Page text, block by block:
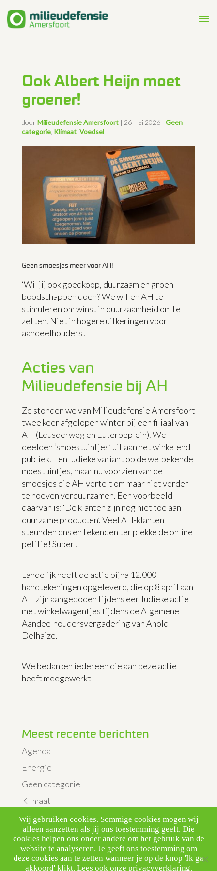
Ook Albert Heijn moet
groener!
door Milieudefensie Amersfoort| 26 mei 2026| Geen
categorie, Klimaat, Voedsel
Geen smoesjes meer voor AH!
‘Wil jij ook goedkoop, duurzaam en groen
boodschappen doen? We willen AH te
stimuleren om winst in duurzaamheid om te
zetten. Niet in hogere uitkeringen voor
aandeelhouders!
Acties van
Milieudefensie bij AH
Zo stonden we van Milieudefensie Amersfoort
twee keer afgelopen winter bij een filiaal van
AH (Leusderweg en Euterpeplein). We
deelden ‘smoestuintjes’ uit aan het winkelend
publiek. Een ludieke variant op de welbekende
moestuintjes, maar nu voorzien van de
smoesjes die AH vertelt om maar niet verder
te hoeven verduurzamen. Een voorbeeld
daarvan is: ‘De klanten zijn nog niet toe aan
duurzame producten’. Veel AH-klanten
steunden ons en tekenden ter plekke de online
petitie! Super!
Landelijk heeft de actie bijna 12.000
handtekeningen opgeleverd, die op 8 april aan
AH zijn aangeboden tijdens een ludieke actie
met winkelwagentjes tijdens de Algemene
Aandeelhoudersvergadering van Ahold
Delhaize.
We bedanken iedereen die aan deze actie
heeft meegewerkt!
Meest recente berichten
Agenda
Energie
Geen categorie
Klimaat
Nieuws
Uitgelicht
Verkeer
Voedsel
Wij gebruiken cookies. Sommige cookies mogen wij
alleen aanzetten als jij ons toestemming geeft. Die
cookies helpen ons onder andere om het gebruik van de
website te analyseren. Je geeft ons toestemming om
deze cookies aan te zetten wanneer je op de knop 'Ik ga
akkoord' klikt. Lees ook onze privacyverklaring.